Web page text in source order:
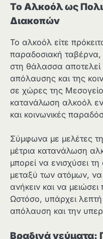
Το Αλκοόλ ως
Διακοπών
Το αλκοόλ είτε
παραδοσιακή ταβέρνα,
στη θάλασσα
απόλαυσης και της
σε χώρες της
κατανάλωση αλκοόλ
και κοινωνικές
Σύμφωνα με μελέτες
μέτρια κατανάλωση
μπορεί να ενισχύσει
μεταξύ των ατόμων, να
ανήκειν και να
Ωστόσο, υπάρχει
απόλαυση και την
Βραδινά γεύματα: